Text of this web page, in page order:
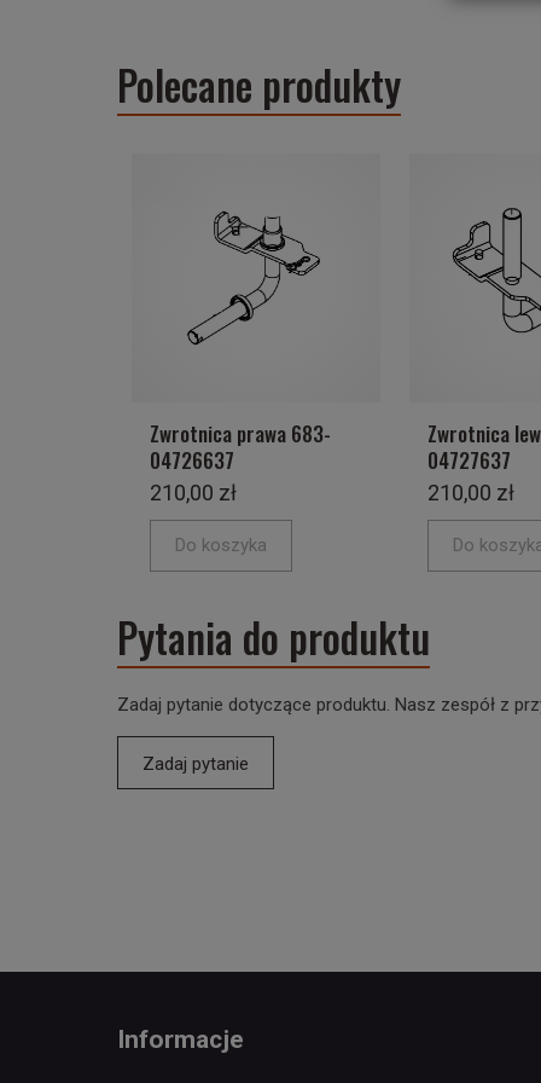
Polecane produkty
Zwrotnica prawa 683-
04726637
210,00 zł
Do koszyka
Zwrotnica
04727637
210,00 zł
Do
Pytania do produktu
Zadaj pytanie dotyczące produktu. Nasz zespół z
Zadaj pytanie
Informacje